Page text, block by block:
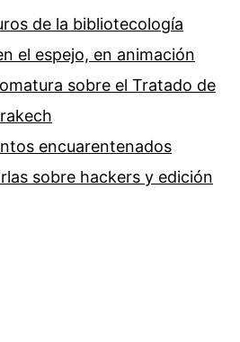
de la bibliotecología
el espejo, en animación
sobre el Tratado de
encuarentenados
sobre hackers y edición